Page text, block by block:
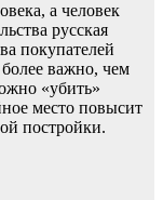
а человек
русская
покупателей
важно, чем
«убить»
место повысит
постройки.